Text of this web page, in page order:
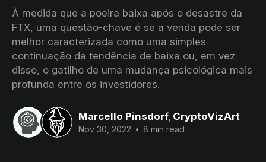
À medida que a poeira baixa após o desastre da
FTX, uma questão-chave é se a venda pode ser
melhor caracterizada como uma simples
continuação da tendência de baixa ou, em vez
disso, o gatilho de uma mudança psicológica mais
profunda entre os investidores.
Marcello Pinsdorf, CryptoVizArt
Nov 30, 2022 • 8 min read